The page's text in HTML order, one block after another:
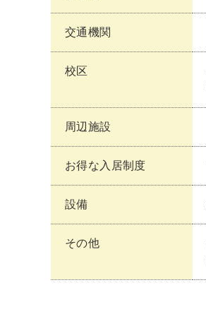
交通機関
校区
周辺施設
お得な入居制度
設備
その他